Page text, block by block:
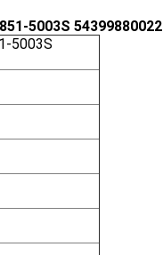
5003S 54399880022
5003S